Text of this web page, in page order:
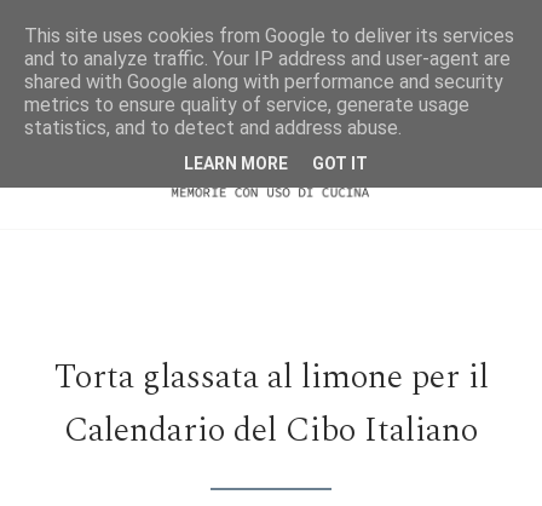
Torta glassata al limone per il
Calendario del Cibo Italiano
This site uses cookies from Google to deliver its services
and to analyze traffic. Your IP address and user-agent are
shared with Google along with performance and security
metrics to ensure quality of service, generate usage
statistics, and to detect and address abuse.
LEARN MORE GOT IT